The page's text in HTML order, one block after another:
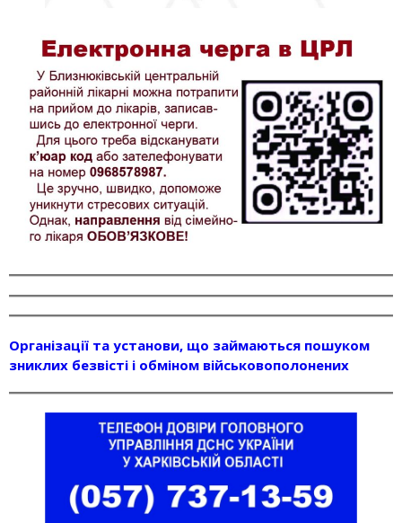
Організації та установи, що займаються пошуком
зниклих безвісті і обміном військовополонених